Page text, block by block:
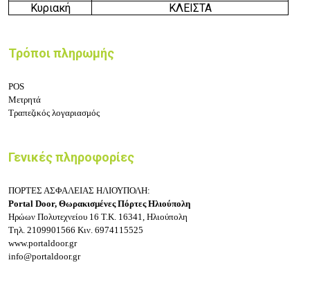
Κυριακή
ΚΛΕΙΣΤΑ
Τρόποι πληρωμής
POS
Μετρητά
Τραπεζικός λογαριασμός
Γενικές πληροφορίες
ΠΟΡΤΕΣ ΑΣΦΑΛΕΙΑΣ ΗΛΙΟΥΠΟΛΗ:
Portal Door, Θωρακισμένες Πόρτες Ηλιούπολη
Ηρώων Πολυτεχνείου 16 Τ.Κ. 16341, Ηλιούπολη
Τηλ. 2109901566 Κιν. 6974115525
www.portaldoor.gr
info@portaldoor.gr